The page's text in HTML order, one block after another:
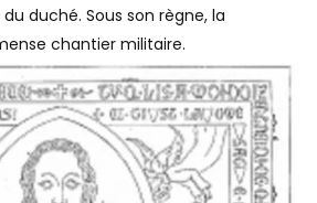
duché. Sous son règne, la
chantier militaire.